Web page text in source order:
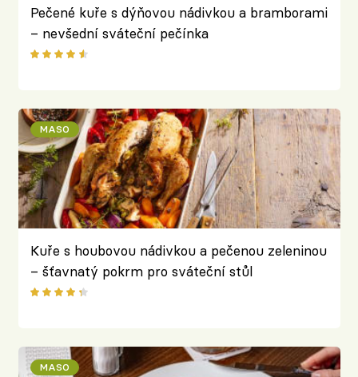
Pečené kuře s dýňovou nádivkou a bramborami
– nevšední sváteční pečínka
MASO
Kuře s houbovou nádivkou a pečenou zeleninou
– šťavnatý pokrm pro sváteční stůl
MASO